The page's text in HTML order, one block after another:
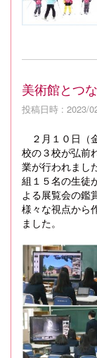
美術館とつ
投稿日時 : 2023/
２月１０日（
校の３校が弘前
業が行われまし
組１５名の生徒
よる展覧会の鑑
様々な視点から
ました。